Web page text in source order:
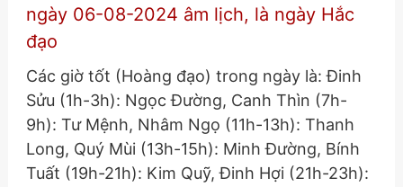
ngày 06-08-2024 âm lịch, là ngày Hắc
đạo
Các giờ tốt (Hoàng đạo) trong ngày là: Đinh
Sửu (1h-3h): Ngọc Đường, Canh Thìn (7h-
9h): Tư Mệnh, Nhâm Ngọ (11h-13h): Thanh
Long, Quý Mùi (13h-15h): Minh Đường, Bính
Tuất (19h-21h): Kim Quỹ, Đinh Hợi (21h-23h):